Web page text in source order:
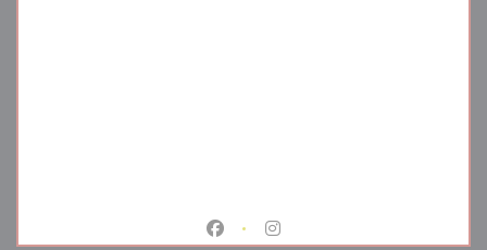
Facebook ((otevře se v novém okně))
Instagram ((otevře se v